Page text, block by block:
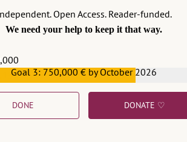
Open Access. Reader-funded.
We need your help to keep it that way.
Goal 3: 750,000 € by October 2026
DONE DONATE ♡